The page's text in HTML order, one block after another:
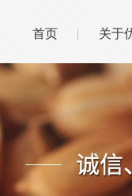
首页 关于